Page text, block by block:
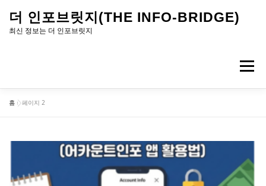
로
가
더 인포브릿지(THE INFO-BRIDGE)
최신 정보는 더 인포브릿지
메뉴
홈 »페이지 2